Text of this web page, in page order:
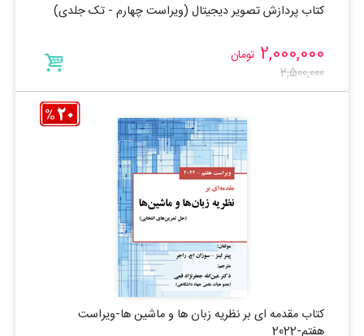
کتاب پردازش تصویر دیجیتال (ویراست چهارم - تک جلدی)
2,000,000 تومان
2,500,000
کتاب مقدمه ای بر نظریه زبان ها و ماشین ها-ویراست
هفتم-2022